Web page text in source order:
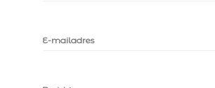
E-mailadres